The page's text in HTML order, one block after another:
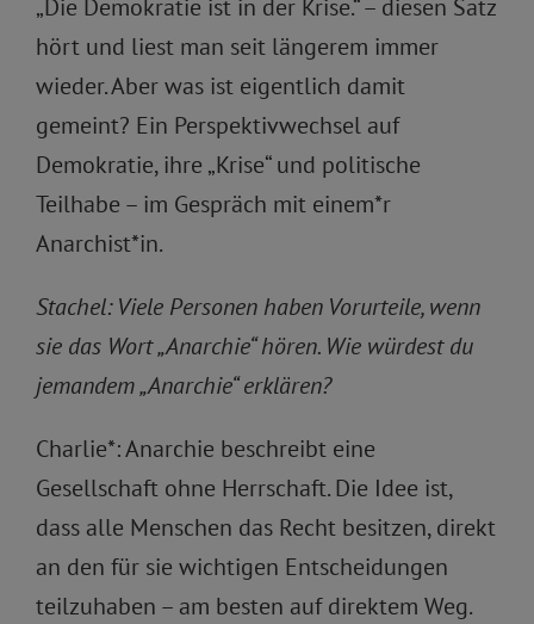
„Die Demokratie ist in der Krise.“ – diesen Satz
hört und liest man seit längerem immer
wieder. Aber was ist eigentlich damit
gemeint? Ein Perspektivwechsel auf
Demokratie, ihre „Krise“ und politische
Teilhabe – im Gespräch mit einem*r
Anarchist*in.
Stachel: Viele Personen haben Vorurteile, wenn
sie das Wort „Anarchie“ hören. Wie würdest du
jemandem „Anarchie“ erklären?
Charlie*: Anarchie beschreibt eine
Gesellschaft ohne Herrschaft. Die Idee ist,
dass alle Menschen das Recht besitzen, direkt
an den für sie wichtigen Entscheidungen
teilzuhaben – am besten auf direktem Weg.